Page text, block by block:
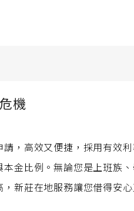
機
，高效又便捷，採用有效
金比例。無論您是上班族
新莊在地服務讓您借得安